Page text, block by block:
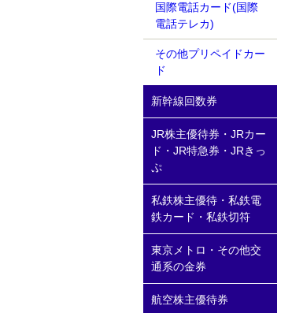
国際電話カード(国際
電話テレカ)
その他プリペイドカー
ド
新幹線回数券
JR株主優待券・JRカー
ド・JR特急券・JRきっ
ぷ
私鉄株主優待・私鉄電
鉄カード・私鉄切符
東京メトロ・その他交
通系の金券
航空株主優待券